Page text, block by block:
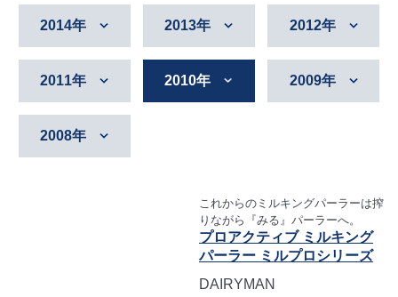
2014年 2013年 2012年
2011年 2010年 2009年
2008年
これからのミルキングパーラーは搾
りながら『みる』パーラーへ。
プロアクティブ ミルキング
パーラー ミルプロシリーズ
DAIRYMAN